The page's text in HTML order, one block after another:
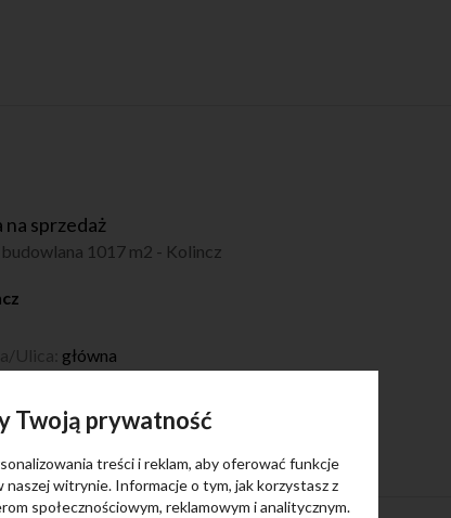
na sprzedaż
budowlana 1017 m2 - Kolincz
Ulica: główna
2
Twoją prywatność
treści i reklam, aby oferować funkcje
naszej witrynie. Informacje o tym, jak korzystasz z
społecznościowym, reklamowym i analitycznym.